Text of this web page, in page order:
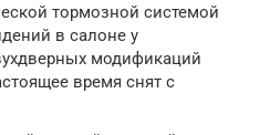
тормозной системой
в салоне у
модификаций
время снят с